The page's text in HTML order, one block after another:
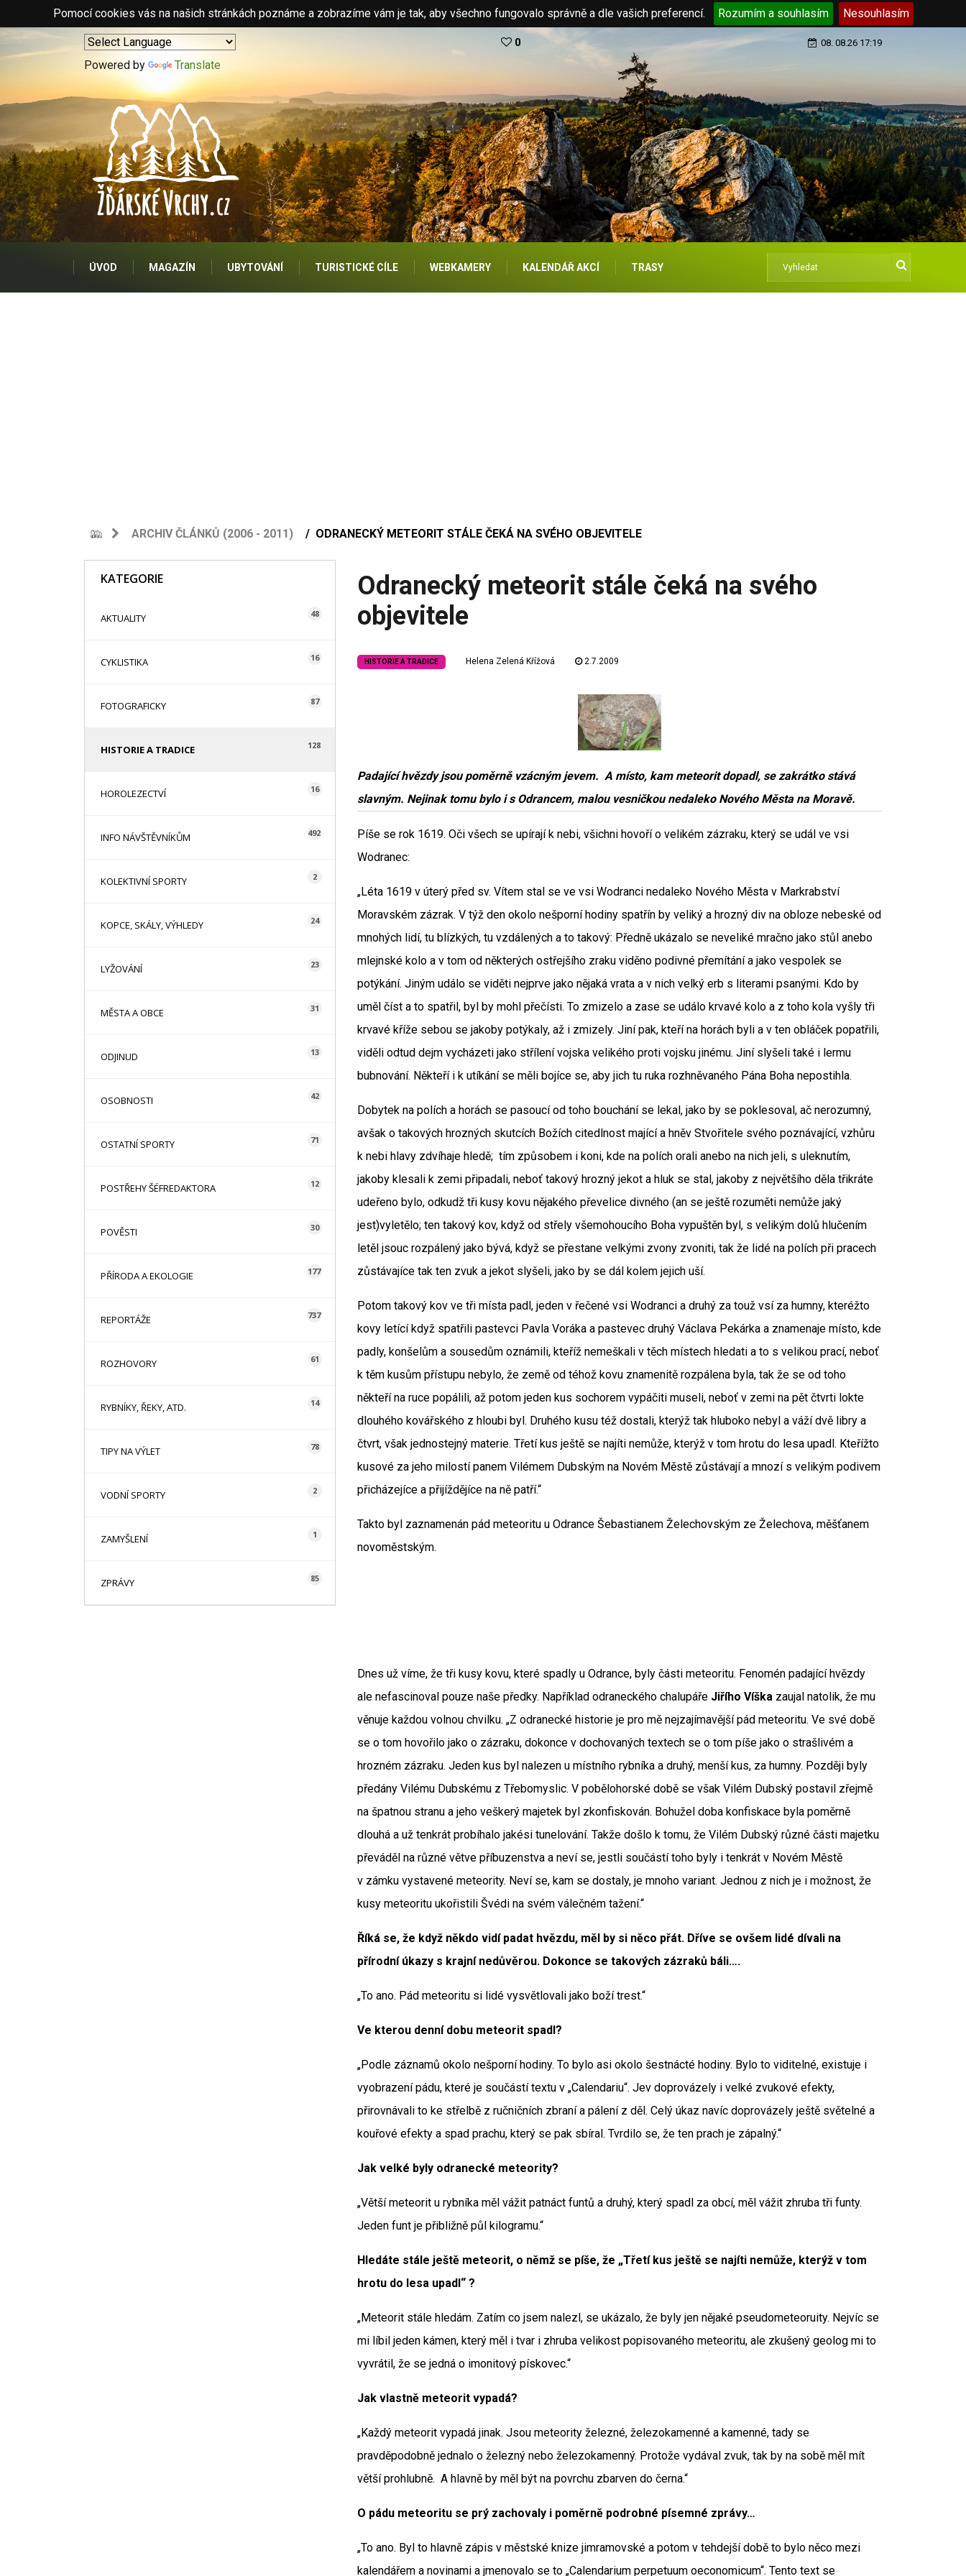
Pomocí cookies vás na našich stránkách poznáme a zobrazíme vám je tak, aby všechno fungovalo správně a dle vašich preferencí. Rozumím a souhlasím Nesouhlasím
Powered by Translate
0 08. 08.26 17:19
ÚVOD MAGAZÍN UBYTOVÁNÍ TURISTICKÉ CÍLE WEBKAMERY KALENDÁŘ AKCÍ TRASY
ARCHIV ČLÁNKŮ (2006 - 2011) ODRANECKÝ METEORIT STÁLE ČEKÁ NA SVÉHO OBJEVITELE
KATEGORIE
AKTUALITY 48
CYKLISTIKA 16
FOTOGRAFICKY 87
HISTORIE A TRADICE 128
HOROLEZECTVÍ 16
INFO NÁVŠTĚVNÍKŮM 492
KOLEKTIVNÍ SPORTY 2
KOPCE, SKÁLY, VÝHLEDY 24
LYŽOVÁNÍ 23
MĚSTA A OBCE 31
ODJINUD 13
OSOBNOSTI 42
OSTATNÍ SPORTY 71
POSTŘEHY ŠÉFREDAKTORA 12
POVĚSTI 30
PŘÍRODA A EKOLOGIE 177
REPORTÁŽE 737
ROZHOVORY 61
RYBNÍKY, ŘEKY, ATD. 14
TIPY NA VÝLET 78
VODNÍ SPORTY 2
ZAMYŠLENÍ 1
ZPRÁVY 85
Odranecký meteorit stále čeká na svého
objevitele
HISTORIE A TRADICE Helena Zelená Křížová 2.7.2009
Padající hvězdy jsou poměrně vzácným jevem. A místo, kam meteorit dopadl, se zakrátko stává
slavným. Nejinak tomu bylo i s Odrancem, malou vesničkou nedaleko Nového Města na Moravě.
Píše se rok 1619. Oči všech se upírají k nebi, všichni hovoří o velikém zázraku, který se udál ve vsi
Wodranec:
„Léta 1619 v úterý před sv. Vítem stal se ve vsi Wodranci nedaleko Nového Města v Markrabství
Moravském zázrak. V týž den okolo nešporní hodiny spatřín by veliký a hrozný div na obloze nebeské od
mnohých lidí, tu blízkých, tu vzdálených a to takový: Předně ukázalo se neveliké mračno jako stůl anebo
mlejnské kolo a v tom od některých ostřejšího zraku viděno podivné přemítání a jako vespolek se
potýkání. Jiným událo se viděti nejprve jako nějaká vrata a v nich velký erb s literami psanými. Kdo by
uměl číst a to spatřil, byl by mohl přečísti. To zmizelo a zase se událo krvavé kolo a z toho kola vyšly tři
krvavé kříže sebou se jakoby potýkaly, až i zmizely. Jiní pak, kteří na horách byli a v ten obláček popatřili,
viděli odtud dejm vycházeti jako střílení vojska velikého proti vojsku jinému. Jiní slyšeli také i lermu
bubnování. Někteří i k utíkání se měli bojíce se, aby jich tu ruka rozhněvaného Pána Boha nepostihla.
Dobytek na polích a horách se pasoucí od toho bouchání se lekal, jako by se poklesoval, ač nerozumný,
avšak o takových hrozných skutcích Božích citedlnost mající a hněv Stvořitele svého poznávající, vzhůru
k nebi hlavy zdvíhaje hledě; tím způsobem i koni, kde na polích orali anebo na nich jeli, s uleknutím,
jakoby klesali k zemi připadali, neboť takový hrozný jekot a hluk se stal, jakoby z největšího děla třikráte
udeřeno bylo, odkudž tři kusy kovu nějakého převelice divného (an se ještě rozuměti nemůže jaký
jest)vyletělo; ten takový kov, když od střely všemohoucího Boha vypuštěn byl, s velikým dolů hlučením
letěl jsouc rozpálený jako bývá, když se přestane velkými zvony zvoniti, tak že lidé na polích při pracech
zůstávajíce tak ten zvuk a jekot slyšeli, jako by se dál kolem jejich uší.
Potom takový kov ve tři místa padl, jeden v řečené vsi Wodranci a druhý za touž vsí za humny, kteréžto
kovy letící když spatřili pastevci Pavla Voráka a pastevec druhý Václava Pekárka a znamenaje místo, kde
padly, konšelům a sousedům oznámili, kteříž nemeškali v těch místech hledati a to s velikou prací, neboť
k těm kusům přístupu nebylo, že země od téhož kovu znamenitě rozpálena byla, tak že se od toho
někteří na ruce popálili, až potom jeden kus sochorem vypáčiti museli, neboť v zemi na pět čtvrti lokte
dlouhého kovářského z hloubi byl. Druhého kusu též dostali, kterýž tak hluboko nebyl a váží dvě libry a
čtvrt, však jednostejný materie. Třetí kus ještě se najíti nemůže, kterýž v tom hrotu do lesa upadl. Kteřížto
kusové za jeho milostí panem Vilémem Dubským na Novém Městě zůstávají a mnozí s velikým podivem
přicházejíce a přijíždějíce na ně patří.“
Takto byl zaznamenán pád meteoritu u Odrance Šebastianem Želechovským ze Želechova, měšťanem
novoměstským.
Dnes už víme, že tři kusy kovu, které spadly u Odrance, byly části meteoritu. Fenomén padající hvězdy
ale nefascinoval pouze naše předky. Například odraneckého chalupáře Jiřího Víška zaujal natolik, že mu
věnuje každou volnou chvilku. „Z odranecké historie je pro mě nejzajímavější pád meteoritu. Ve své době
se o tom hovořilo jako o zázraku, dokonce v dochovaných textech se o tom píše jako o strašlivém a
hrozném zázraku. Jeden kus byl nalezen u místního rybníka a druhý, menší kus, za humny. Později byly
předány Vilému Dubskému z Třebomyslic. V pobělohorské době se však Vilém Dubský postavil zřejmě
na špatnou stranu a jeho veškerý majetek byl zkonfiskován. Bohužel doba konfiskace byla poměrně
dlouhá a už tenkrát probíhalo jakési tunelování. Takže došlo k tomu, že Vilém Dubský různé části majetku
převáděl na různé větve příbuzenstva a neví se, jestli součástí toho byly i tenkrát v Novém Městě
v zámku vystavené meteority. Neví se, kam se dostaly, je mnoho variant. Jednou z nich je i možnost, že
kusy meteoritu ukořistili Švédi na svém válečném tažení.“
Říká se, že když někdo vidí padat hvězdu, měl by si něco přát. Dříve se ovšem lidé dívali na
přírodní úkazy s krajní nedůvěrou. Dokonce se takových zázraků báli….
„To ano. Pád meteoritu si lidé vysvětlovali jako boží trest.“
Ve kterou denní dobu meteorit spadl?
„Podle záznamů okolo nešporní hodiny. To bylo asi okolo šestnácté hodiny. Bylo to viditelné, existuje i
vyobrazení pádu, které je součástí textu v „Calendariu“. Jev doprovázely i velké zvukové efekty,
přirovnávali to ke střelbě z ručničních zbraní a pálení z děl. Celý úkaz navíc doprovázely ještě světelné a
kouřové efekty a spad prachu, který se pak sbíral. Tvrdilo se, že ten prach je zápalný.“
Jak velké byly odranecké meteority?
„Větší meteorit u rybníka měl vážit patnáct funtů a druhý, který spadl za obcí, měl vážit zhruba tři funty.
Jeden funt je přibližně půl kilogramu.“
Hledáte stále ještě meteorit, o němž se píše, že „Třetí kus ještě se najíti nemůže, kterýž v tom
hrotu do lesa upadl“ ?
„Meteorit stále hledám. Zatím co jsem nalezl, se ukázalo, že byly jen nějaké pseudometeoruity. Nejvíc se
mi líbil jeden kámen, který měl i tvar i zhruba velikost popisovaného meteoritu, ale zkušený geolog mi to
vyvrátil, že se jedná o imonitový pískovec.“
Jak vlastně meteorit vypadá?
„Každý meteorit vypadá jinak. Jsou meteority železné, železokamenné a kamenné, tady se
pravděpodobně jednalo o železný nebo železokamenný. Protože vydával zvuk, tak by na sobě měl mít
větší prohlubně. A hlavně by měl být na povrchu zbarven do černa.“
O pádu meteoritu se prý zachovaly i poměrně podrobné písemné zprávy…
„To ano. Byl to hlavně zápis v městské knize jimramovské a potom v tehdejší době to bylo něco mezi
kalendářem a novinami a jmenovalo se to „Calendarium perpetuum oeconomicum“. Tento text se